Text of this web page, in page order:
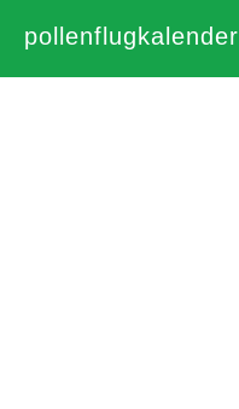
pollenflugkalender